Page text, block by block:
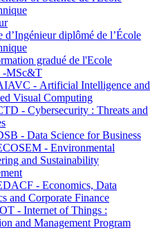
d’Ingénieur diplômé de l’École
gradué de l'Ecole
-MSc&T
- Artificial Intelligence and
Visual Computing
- Cybersecurity : Threats and
- Data Science for Business
- Environmental
and Sustainability
- Economics, Data
and Corporate Finance
- Internet of Things :
and Management Program